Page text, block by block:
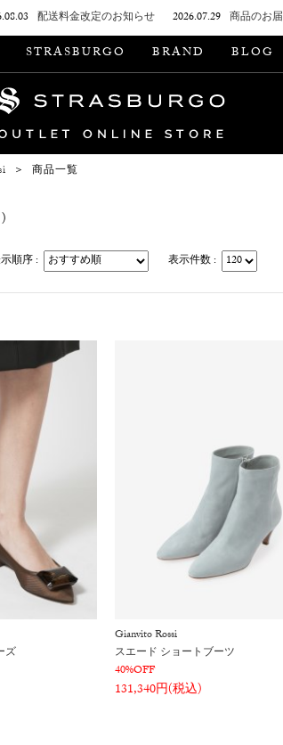
配送料金改定のお知らせ 2026.07.29 商品のお
STRASBURGO BRAND BLOG
＞ 商品一覧
順序 : 表示件数 :
ズ
Gianvito Rossi
スエード ショートブーツ
40%OFF
131,340円(税込)